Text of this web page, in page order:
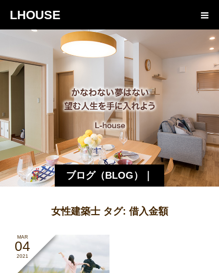
LHOUSE
ブログ（BLOG）｜
エルハウス
女性建築士 タグ: 借入金額
MAR
04
2021